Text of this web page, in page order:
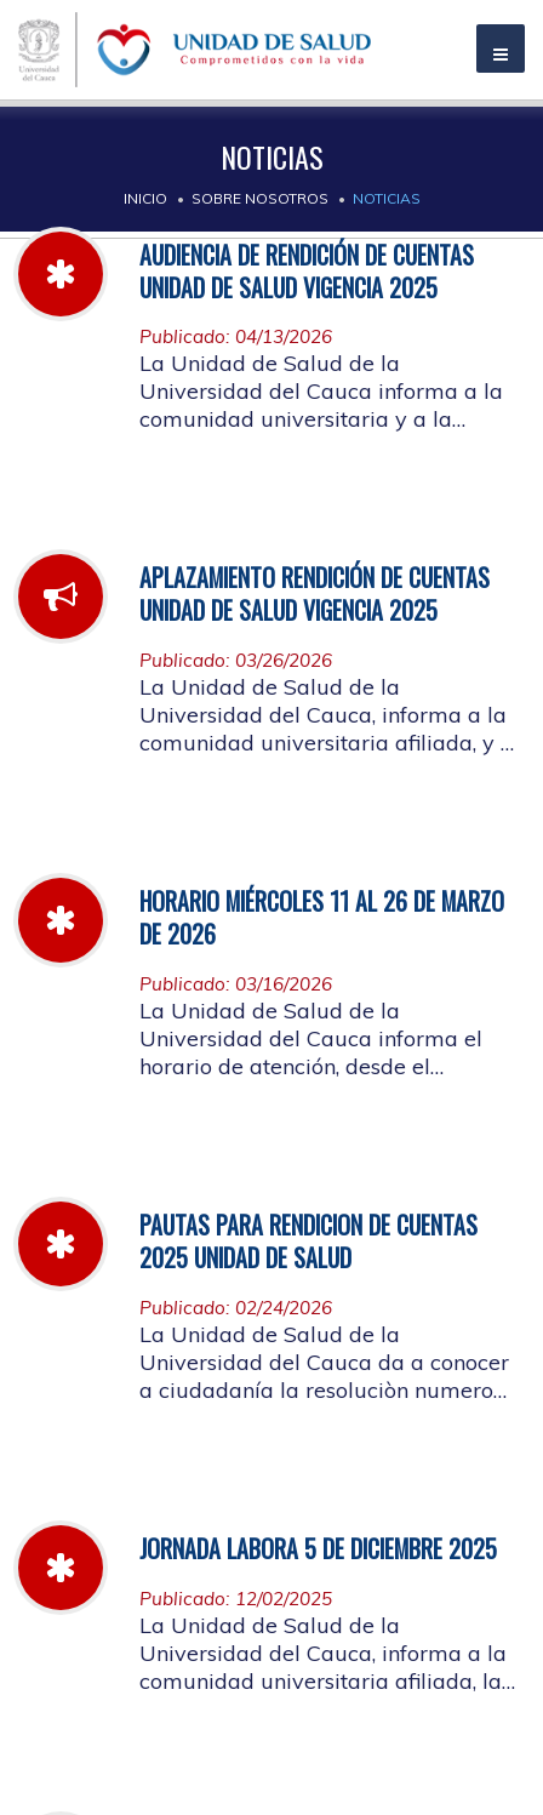
NOTICIAS
INICIO SOBRE NOSOTROS NOTICIAS
AUDIENCIA DE RENDICIÓN DE CUENTAS
UNIDAD DE SALUD VIGENCIA 2025
Publicado: 04/13/2026
La Unidad de Salud de la
Universidad del Cauca informa a la
comunidad universitaria y a la
APLAZAMIENTO RENDICIÓN DE CUENTAS
UNIDAD DE SALUD VIGENCIA 2025
Publicado: 03/26/2026
La Unidad de Salud de la
Universidad del Cauca, informa a la
comunidad universitaria afiliada, y a
HORARIO MIÉRCOLES 11 AL 26 DE MARZO
DE 2026
Publicado: 03/16/2026
La Unidad de Salud de la
Universidad del Cauca informa el
horario de atención, desde el
PAUTAS PARA RENDICION DE CUENTAS
2025 UNIDAD DE SALUD
Publicado: 02/24/2026
La Unidad de Salud de la
Universidad del Cauca da a conocer
a ciudadanía la resoluciòn numero
JORNADA LABORA 5 DE DICIEMBRE 2025
Publicado: 12/02/2025
La Unidad de Salud de la
Universidad del Cauca, informa a la
comunidad universitaria afiliada, la